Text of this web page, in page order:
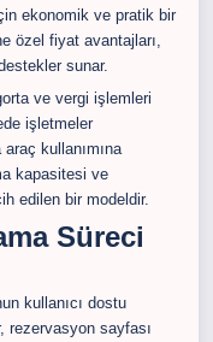
ekonomik ve pratik bir
özel fiyat avantajları,
sunar.
ve vergi işlemleri
işletmeler
kullanımına
kapasitesi ve
edilen bir modeldir.
Süreci
kullanıcı dostu
rezervasyon sayfası